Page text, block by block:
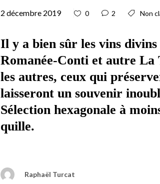
2 décembre 2019 0 2 Non
Il y a bien sûr les vins
Romanée-Conti et autre La
les autres, ceux qui
laisseront un souvenir
Sélection hexagonale à
quille.
Raphaël Turcat